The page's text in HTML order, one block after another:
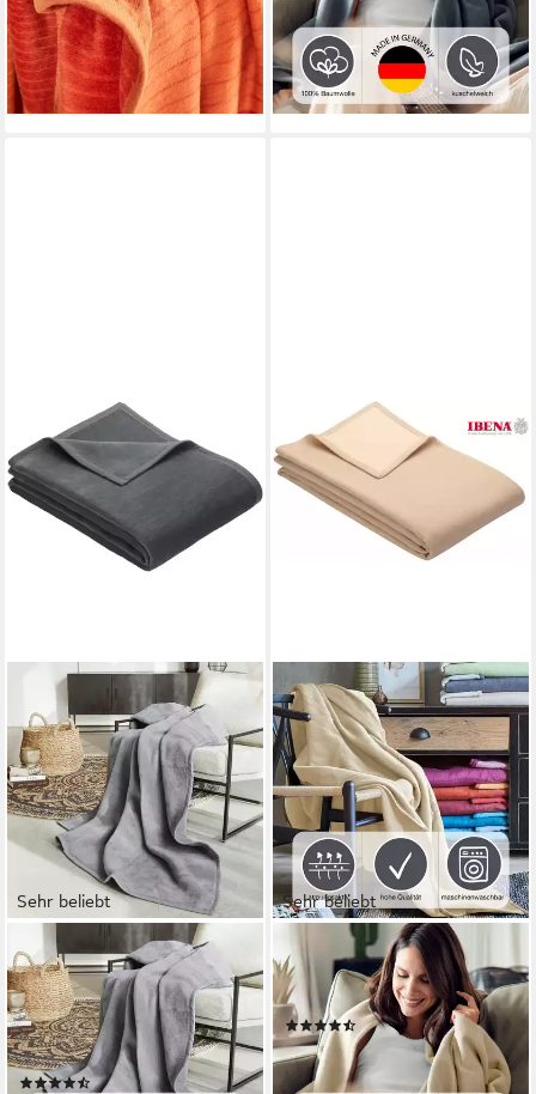
49,99 € UVP 59,99 €
-17%
lieferbar - in 4-5 Werktagen bei dir
lieferbar - in 4-5 Werktagen bei dir
+7
Sehr beliebt
IBENA
Wohndecke Luxus,
verschiedene Größen, uni,
Kuscheldecke, Premium,
made in Europe!
(2618)
Sehr beliebt
Wohndecke Cotton Pur, in
trendigen Farben
(211)
50,97 € UVP 69,99 €
-27%